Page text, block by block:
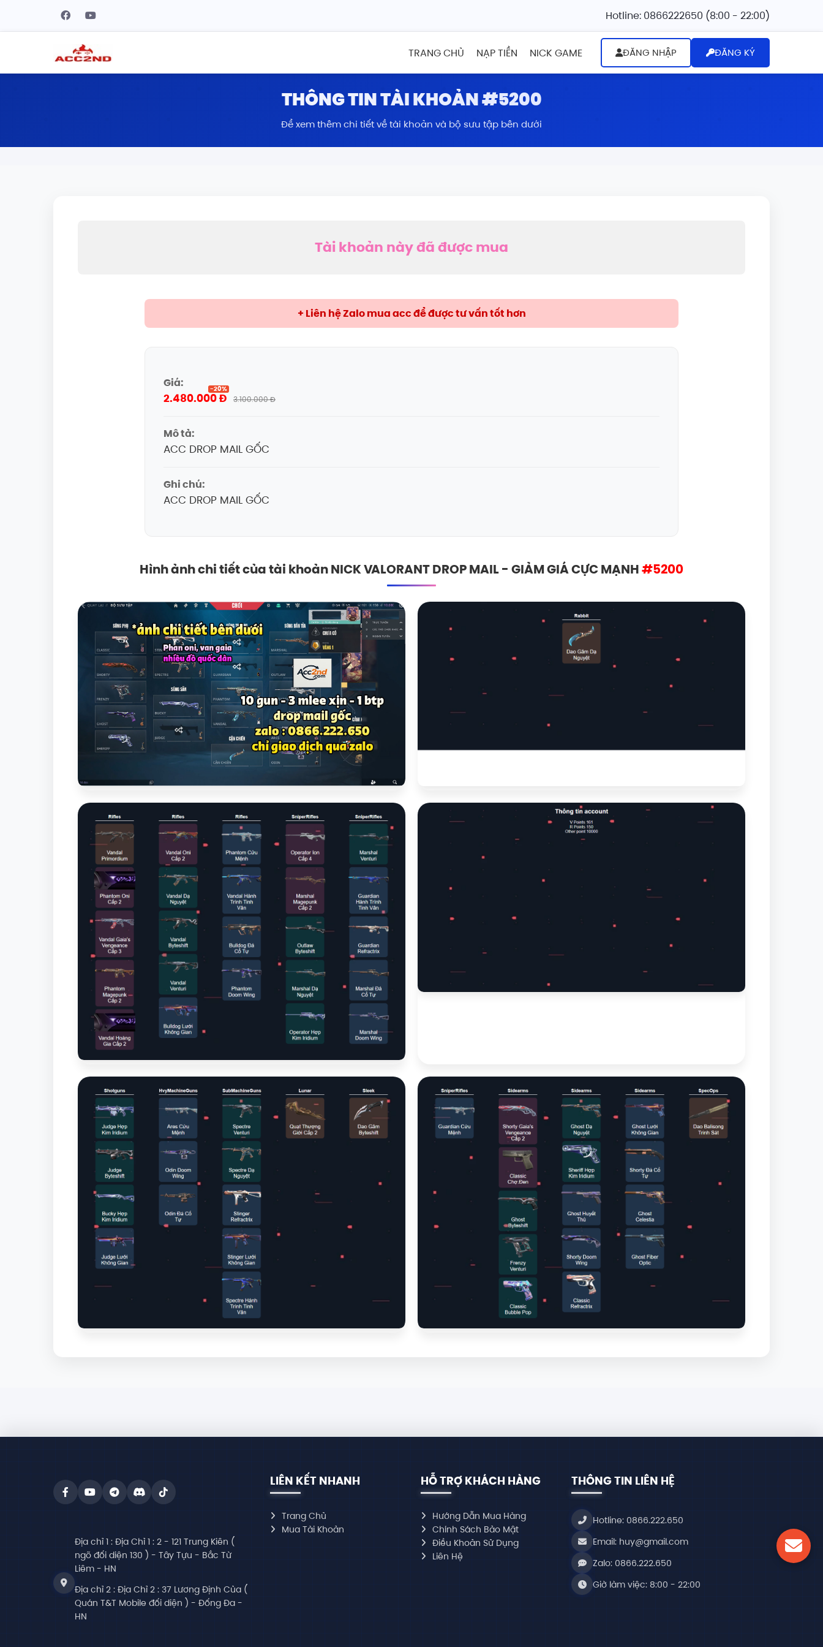
Hotline: 0866222650 (8:00 - 22:00)
TRANG CHỦ NẠP TIỀN NICK GAME ĐĂNG NHẬP ĐĂNG KÝ
THÔNG TIN TÀI KHOẢN #5200
Để xem thêm chi tiết về tài khoản và bộ sưu tập bên dưới
Tài khoản này đã được mua
+ Liên hệ Zalo mua acc để được tư vấn tốt hơn
Giá:
2.480.000 Đ
-20%
3.100.000 Đ
Mô tả:
ACC DROP MAIL GỐC
Ghi chú:
ACC DROP MAIL GỐC
Hình ảnh chi tiết của tài khoản NICK VALORANT DROP MAIL - GIẢM GIÁ CỰC MẠNH#5200
Địa chỉ 1 : Địa Chỉ 1 : 2 - 121 Trung Kiên (
ngõ đối diện 130 ) - Tây Tựu - Bắc Từ
Liêm - HN
Địa chỉ 2 : Địa Chỉ 2 : 37 Lương Định Của (
Quán T&T Mobile đối diện ) - Đống Đa -
HN
LIÊN KẾT NHANH
Trang Chủ
Mua Tài Khoản
HỖ TRỢ KHÁCH HÀNG
Hướng Dẫn Mua Hàng
Chính Sách Bảo Mật
Điều Khoản Sử Dụng
Liên Hệ
THÔNG TIN LIÊN HỆ
Hotline: 0866.222.650
Email: huy@gmail.com
Zalo: 0866.222.650
Giờ làm việc: 8:00 - 22:00